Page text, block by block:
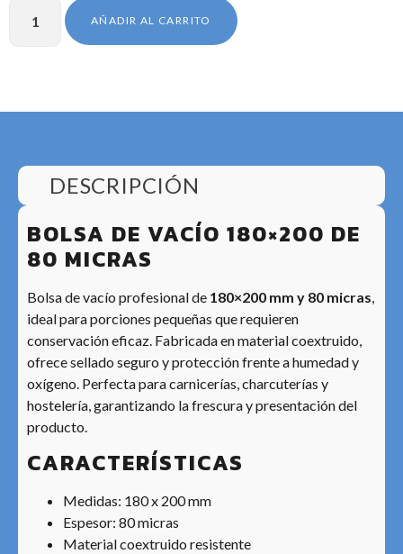
AÑADIR AL CARRITO
DESCRIPCIÓN
BOLSA DE VACÍO 180×200 DE
80 MICRAS
Bolsa de vacío profesional de 180×200 mm y 80 micras
ideal para porciones pequeñas que requieren
conservación eficaz. Fabricada en material coextruido,
ofrece sellado seguro y protección frente a humedad y
oxígeno. Perfecta para carnicerías, charcuterías y
hostelería, garantizando la frescura y presentación del
producto.
CARACTERÍSTICAS
Medidas: 180 x 200 mm
Espesor: 80 micras
Material coextruido resistente